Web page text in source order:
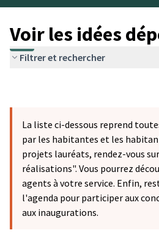
Voir les idées
Filtrer et rechercher
La liste ci-dessous reprend
par les habitantes et les
projets lauréats, rendez-vous
réalisations". Vous pourrez
agents à votre service. Enfin,
l'agenda pour participer aux
aux inaugurations.